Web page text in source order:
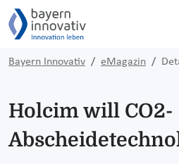
Bayern Innovativ eMagazin
Holcim will CO2-